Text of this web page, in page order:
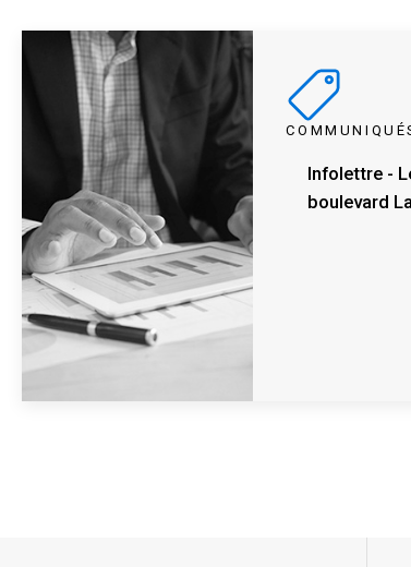
Infolettre -
boulevard